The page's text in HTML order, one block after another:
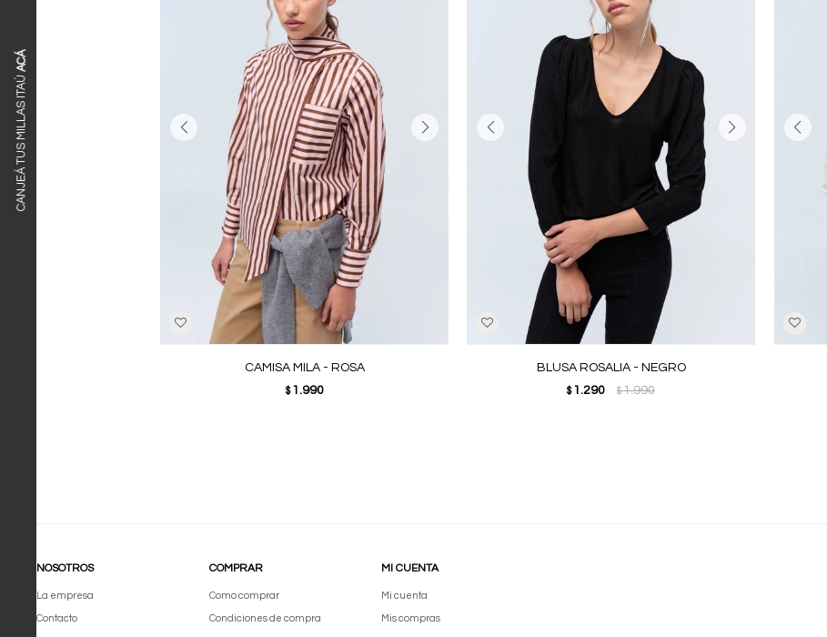
CANJEÁ TUS MILLAS ITAÚ
ACÁ
CAMISA MILA - ROSA
$ 1.990
BLUSA ROSALIA - NEGRO
$ 1.290 $1.990
NOSOTROS
La empresa
Contacto
COMPRAR
Como comprar
Condiciones de compra
MI CUENTA
Mi cuenta
Mis compras